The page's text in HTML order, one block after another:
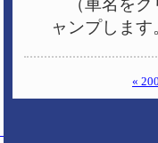
ャンプします
«